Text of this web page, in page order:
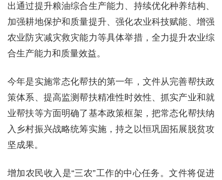
出通过提升粮油综合生产能力、持续优化种养结构、
加强耕地保护和质量提升、强化农业科技赋能、增强
农业防灾减灾救灾能力等具体举措，全力提升农业综
合生产能力和质量效益。
今年是实施常态化帮扶的第一年，文件从完善帮扶政
策体系、提高监测帮扶精准性时效性、抓实产业和就
业帮扶等方面明确了基本政策框架，把常态化帮扶纳
入乡村振兴战略统筹实施，持之以恒巩固拓展脱贫攻
坚成果。
增加农民收入是“三农”工作的中心任务。文件将促进